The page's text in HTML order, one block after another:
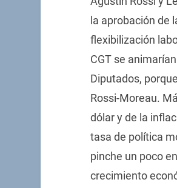
la aprobación de
flexibilización
CGT se
Diputados,
Rossi-Moreau.
dólar y de la
tasa de política
pinche un poco
crecimiento